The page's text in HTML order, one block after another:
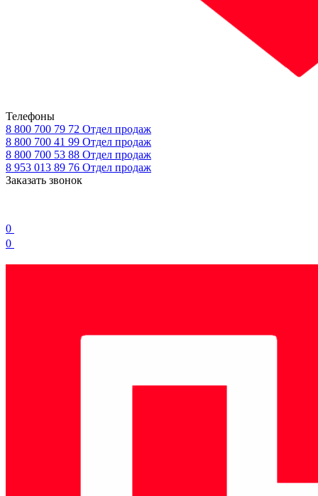
Телефоны
8 800 700 79 72 Отдел продаж
8 800 700 41 99 Отдел продаж
8 800 700 53 88 Отдел продаж
8 953 013 89 76 Отдел продаж
Заказать звонок
0
0